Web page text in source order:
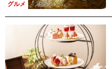
グルメ